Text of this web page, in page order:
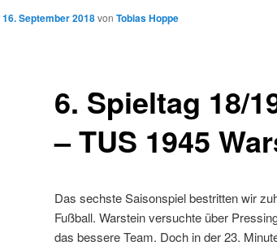
6. Spieltag 18/
– TUS 1945
16. September 2018vonTobias Hoppe
Das sechste Saisonspiel bestritten wir
Fußball. Warstein versuchte über
das bessere Team. Doch in der 23.